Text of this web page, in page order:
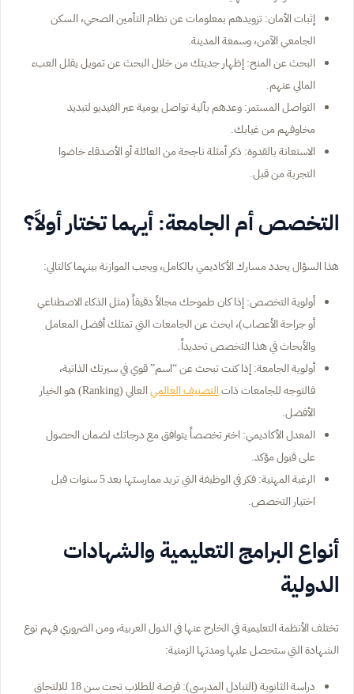
إثبات الأمان: تزويدهم بمعلومات عن نظام التأمين الصحي، السكن
الجامعي الآمن، وسمعة المدينة.
البحث عن المنح: إظهار جديتك من خلال البحث عن تمويل يقلل العبء
المالي عنهم.
التواصل المستمر: وعدهم بآلية تواصل يومية عبر الفيديو لتبديد
مخاوفهم من غيابك.
الاستعانة بالقدوة: ذكر أمثلة ناجحة من العائلة أو الأصدقاء خاضوا
التجربة من قبل.
التخصص أم الجامعة: أيهما تختار أولاً؟
هذا السؤال يحدد مسارك الأكاديمي بالكامل، ويجب الموازنة بينهما كالتالي:
أولوية التخصص: إذا كان طموحك مجالاً دقيقاً (مثل الذكاء الاصطناعي
أو جراحة الأعصاب)، ابحث عن الجامعات التي تمتلك أفضل المعامل
والأبحاث في هذا التخصص تحديداً.
أولوية الجامعة: إذا كنت تبحث عن “اسم” قوي في سيرتك الذاتية،
فالتوجه للجامعات ذاتالتصنيف العالمي
العالي (Ranking) هو الخيار
الأفضل.
المعدل الأكاديمي: اختر تخصصاً يتوافق مع درجاتك لضمان الحصول
على قبول مؤكد.
الرغبة المهنية: فكر في الوظيفة التي تريد ممارستها بعد 5 سنوات قبل
اختيار التخصص.
أنواع البرامج التعليمية والشهادات
الدولية
تختلف الأنظمة التعليمية في الخارج عنها في الدول العربية، ومن الضروري فهم نوع
الشهادة التي ستحصل عليها ومدتها الزمنية:
دراسة الثانوية (التبادل المدرسي): فرصة للطلاب تحت سن 18 للالتحاق